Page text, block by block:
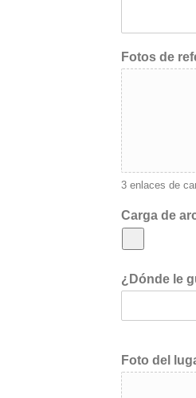
Fotos de
3 enlaces de
Carga de
¿Dónde le
Foto del